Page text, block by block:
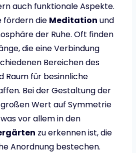
auch funktionale Aspekte.
fördern die Meditation und
der Ruhe. Oft finden
die eine Verbindung
Bereichen des
Raum für besinnliche
Bei der Gestaltung der
Wert auf Symmetrie
vor allem in den
zu erkennen ist, die
Anordnung bestechen.